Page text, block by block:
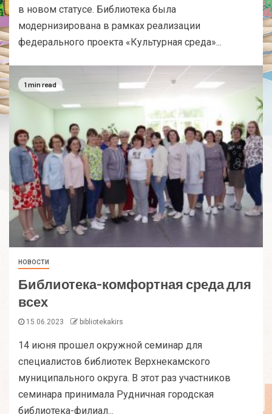
в новом статусе. Библиотека была
модернизирована в рамках реализации
федерального проекта «Культурная среда»...
1 min read
НОВОСТИ
Библиотека-комфортная среда для
всех
15.06.2023 bibliotekakirs
14 июня прошел окружной семинар для
специалистов библиотек Верхнекамского
муниципального округа. В этот раз участников
семинара принимала Рудничная городская
библиотека-филиал...